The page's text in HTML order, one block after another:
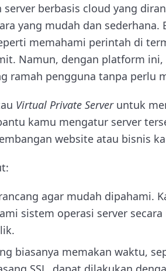
server berbasis cloud yang
yang mudah dan sederhana.
memahami perintah di
Namun, dengan platform
ramah pengguna tanpa perlu
Virtual Private Serveruntuk
kamu mengatur server
website atau bisnis
agar mudah dipahami.
sistem operasi server
biasanya memakan waktu,